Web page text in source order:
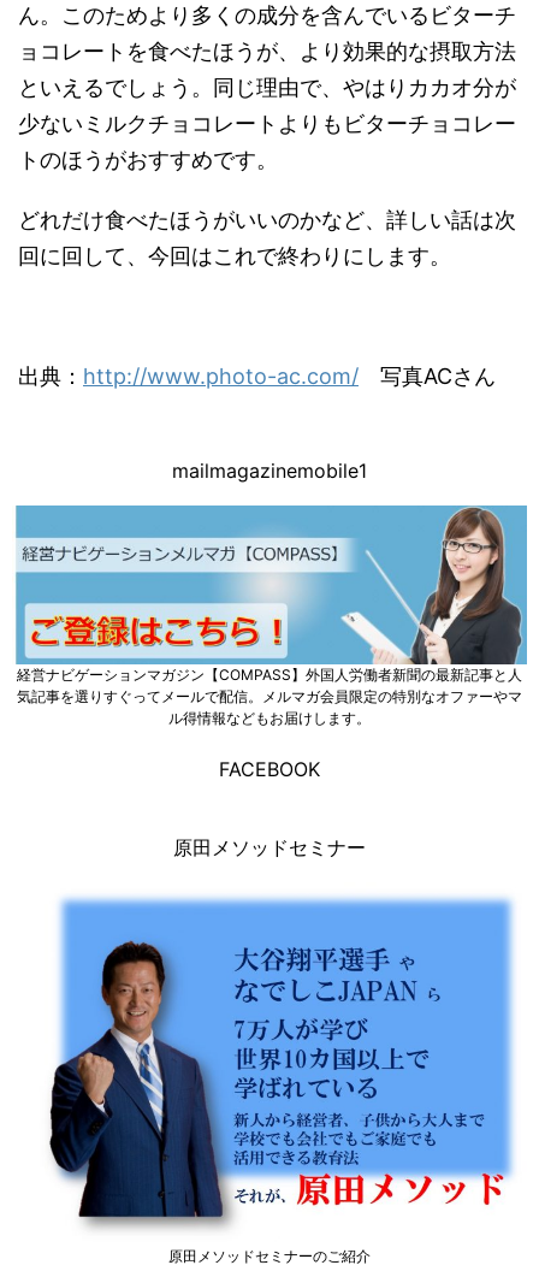
ん。このためより多くの成分を含んでいるビターチ
ョコレートを食べたほうが、より効果的な摂取方法
といえるでしょう。同じ理由で、やはりカカオ分が
少ないミルクチョコレートよりもビターチョコレー
トのほうがおすすめです。
どれだけ食べたほうがいいのかなど、詳しい話は次
回に回して、今回はこれで終わりにします。
出典： http://www.photo-ac.com/ 写真ACさん
mailmagazinemobile1
経営ナビゲーションマガジン【COMPASS】外国人労働者新聞の最新記事と人
気記事を選りすぐってメールで配信。メルマガ会員限定の特別なオファーやマ
ル得情報などもお届けします。
FACEBOOK
原田メソッドセミナー
原田メソッドセミナーのご紹介